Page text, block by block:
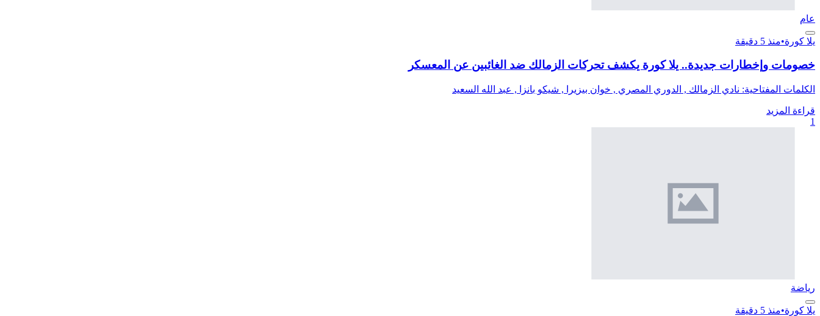
عام
يلا كورة•منذ 5 دقيقة
خصومات وإخطارات جديدة.. يلا كورة يكشف تحركات الزمالك ضد الغائبين عن المعسكر
الكلمات المفتاحية: نادي الزمالك , الدوري المصري , خوان بيزيرا , شيكو بانزا , عبد الله السعيد
قراءة المزيد
1
رياضة
يلا كورة•منذ 5 دقيقة